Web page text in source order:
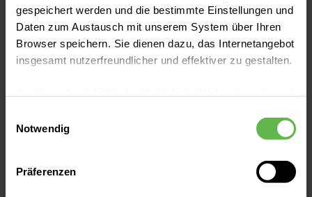
gespeichert werden und die bestimmte Einstellungen und
Daten zum Austausch mit unserem System über Ihren
Browser speichern. Sie dienen dazu, das Internetangebot
insgesamt nutzerfreundlicher und effektiver zu gestalten.
eingesetzt werden.
Es steht Ihnen frei, unsere Seite mit nur den notwendigen
Cookies zu benutzen, eine individuelle Auswahl
Notwendig
Präferenzen
Praxis